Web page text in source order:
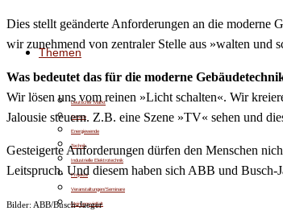
Themen
Deutscher Markt
Service
Energiewende
Technik
Industrielle Elektrotechnik
Projekte
Veranstaltungen/Seminare
Meinungsvielfalt
Dies stellt geänderte Anforderungen an die moderne
wir zunehmend von zentraler Stelle aus »walten
Was bedeutet das für die moderne
Wir lösen uns vom reinen »Licht schalten«. Wir
Jalousie steuern. Z.B. eine Szene »TV« sehen und
Gesteigerte Anforderungen dürfen den Menschen
Leitspruch. Und diesem haben sich ABB und Busch-
Bilder: ABB/Busch-Jaeger